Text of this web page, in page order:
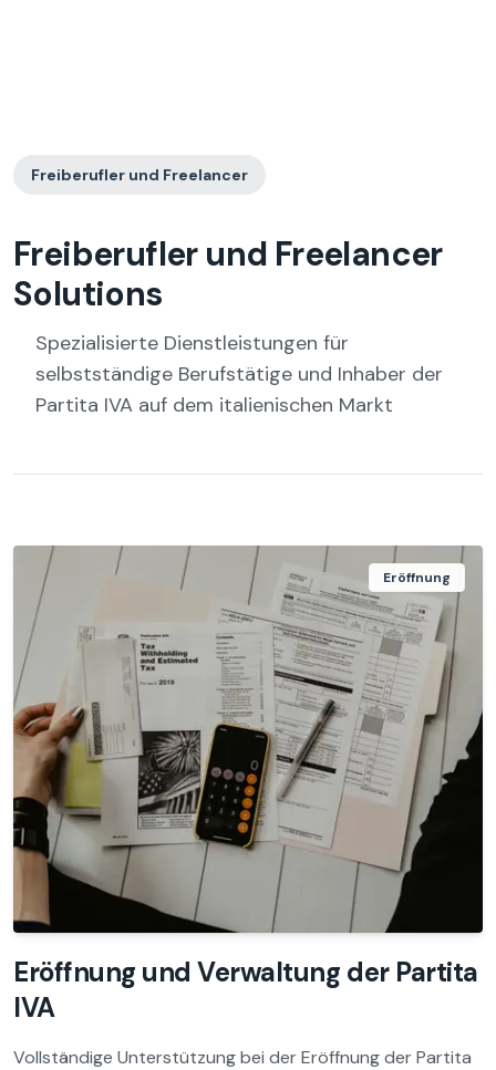
Freiberufler und Freelancer
Freiberufler und Freelancer
Solutions
Spezialisierte Dienstleistungen für
selbstständige Berufstätige und Inhaber der
Partita IVA auf dem italienischen Markt
Eröffnung
Eröffnung und Verwaltung der Partita
IVA
Vollständige Unterstützung bei der Eröffnung der Partita